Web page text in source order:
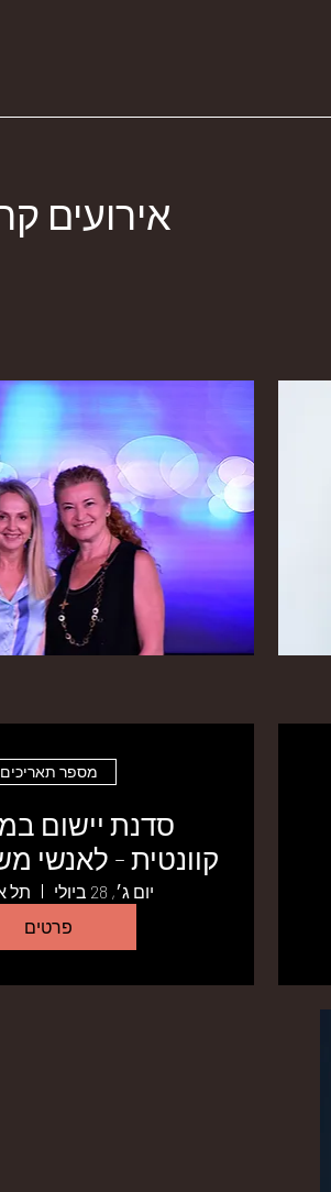
אירועים
מספר תאריכים
סדנת יישום
קוונטית - לאנשי
יועציםיום ג׳, 28 ביולי
תל
פרטים